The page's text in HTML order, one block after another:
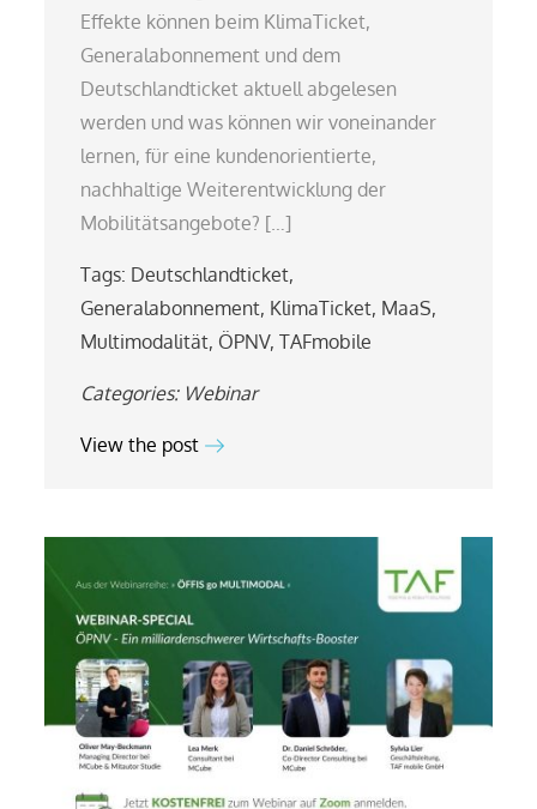
Effekte können beim KlimaTicket,
Generalabonnement und dem
Deutschlandticket aktuell abgelesen
werden und was können wir voneinander
lernen, für eine kundenorientierte,
nachhaltige Weiterentwicklung der
Mobilitätsangebote? […]
Tags: Deutschlandticket,
Generalabonnement, KlimaTicket, MaaS,
Multimodalität, ÖPNV,TAFmobile
Categories: Webinar
View the post